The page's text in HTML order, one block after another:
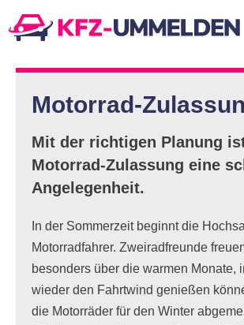
Motorrad-
Mit der richtigen Planung
Motorrad-Zulassung eine
Angelegenheit.
In der Sommerzeit beginnt die
Motorradfahrer. Zweiradfreunde
besonders über die warmen Monate,
wieder den Fahrtwind genießen
die Motorräder für den Winter